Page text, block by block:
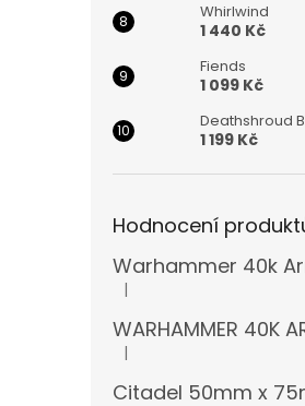
Whirlwind
1 440 Kč
Fiends
1 099 Kč
Deathshroud
1 199 Kč
Hodnocení
Hodnocení produktu je 5
|
Hodnocení produktu je 5
|